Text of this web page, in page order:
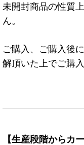
未開封商品の性質
ん。
ご購入、ご購入後
解頂いた上でご購入
【生産段階からカ